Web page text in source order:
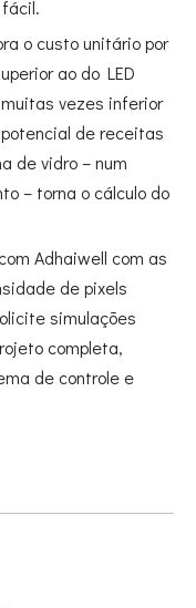
o custo unitário por
ao do LED
vezes inferior
de receitas
de vidro – num
– torna o cálculo do
Adhaiwell com as
de pixels
simulações
completa,
de controle e